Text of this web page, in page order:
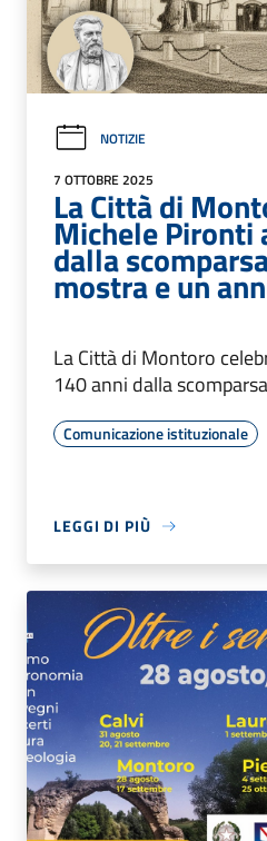
NOTIZIE
7 OTTOBRE 2025
La Città di
Michele Pironti
dalla
mostra e un
La Città di Montoro
140 anni dalla scomparsa
Comunicazione istituzionale
LEGGI DI PIÙ